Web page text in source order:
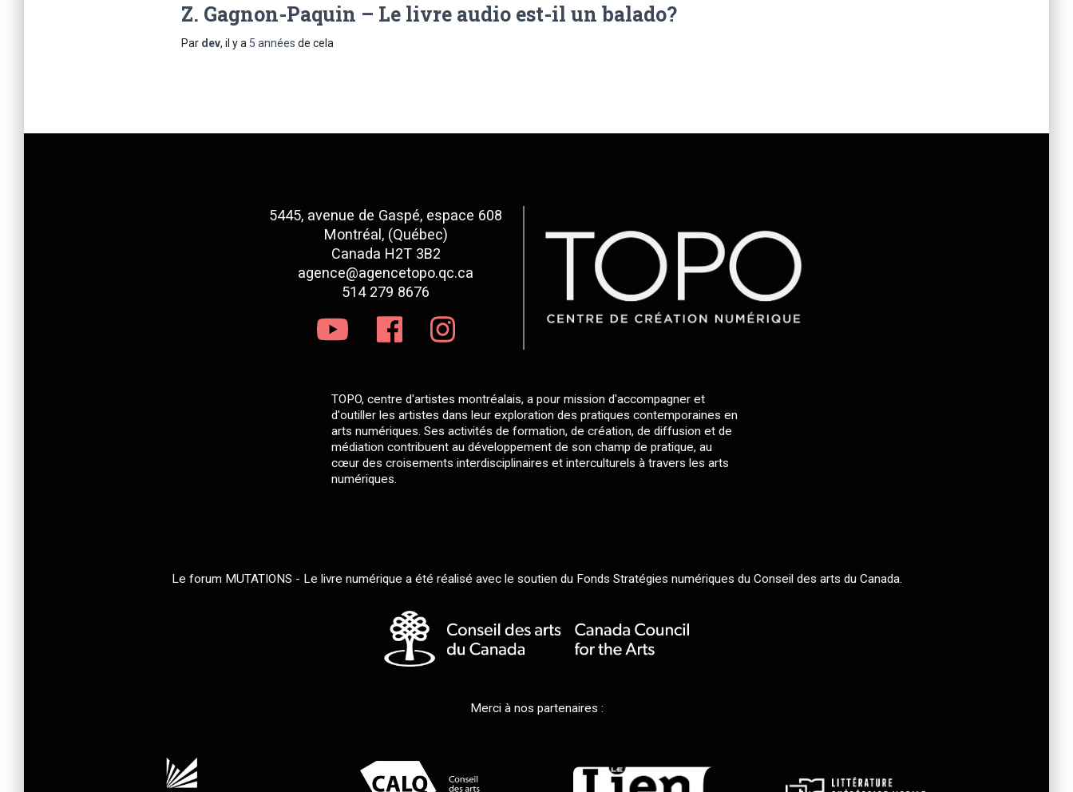
Z. Gagnon-Paquin – Le livre audio est-il un balado?
Par dev, il y a 5 années de cela
5445, avenue de Gaspé, espace 608
Montréal, (Québec)
Canada H2T 3B2
agence@agencetopo.qc.ca
514 279 8676
TOPO, centre d'artistes montréalais, a pour mission d'accompagner et
d'outiller les artistes dans leur exploration des pratiques contemporaines en
arts numériques. Ses activités de formation, de création, de diffusion et de
médiation contribuent au développement de son champ de pratique, au
cœur des croisements interdisciplinaires et interculturels à travers les arts
numériques.
Le forum MUTATIONS - Le livre numérique a été réalisé avec le soutien du Fonds Stratégies numériques du Conseil des arts du Canada.
Merci à nos partenaires :